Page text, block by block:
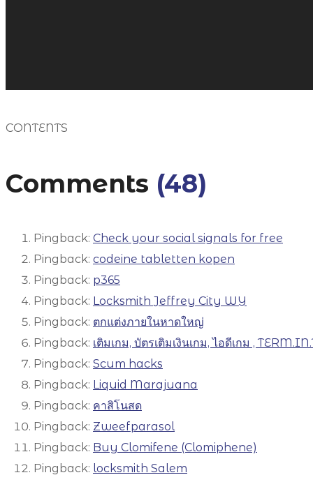
CONTENTS
Comments (48)
Pingback: Check your social signals for free
Pingback: codeine tabletten kopen
Pingback: p365
Pingback: Locksmith Jeffrey City WY
Pingback: ตกแต่งภายในหาดใหญ่
Pingback: เติมเกม, บัตรเติมเงินเกม, ไอดีเกม ,
Pingback: Scum hacks
Pingback: Liquid Marajuana
Pingback: คาสิโนสด
Pingback: Zweefparasol
Pingback: Buy Clomifene (Clomiphene)
Pingback: locksmith Salem